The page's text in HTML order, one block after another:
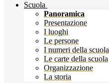
Scuola
Panoramica
Presentazione
I luoghi
Le persone
I numeri della scuola
Le carte della scuola
Organizzazione
La storia